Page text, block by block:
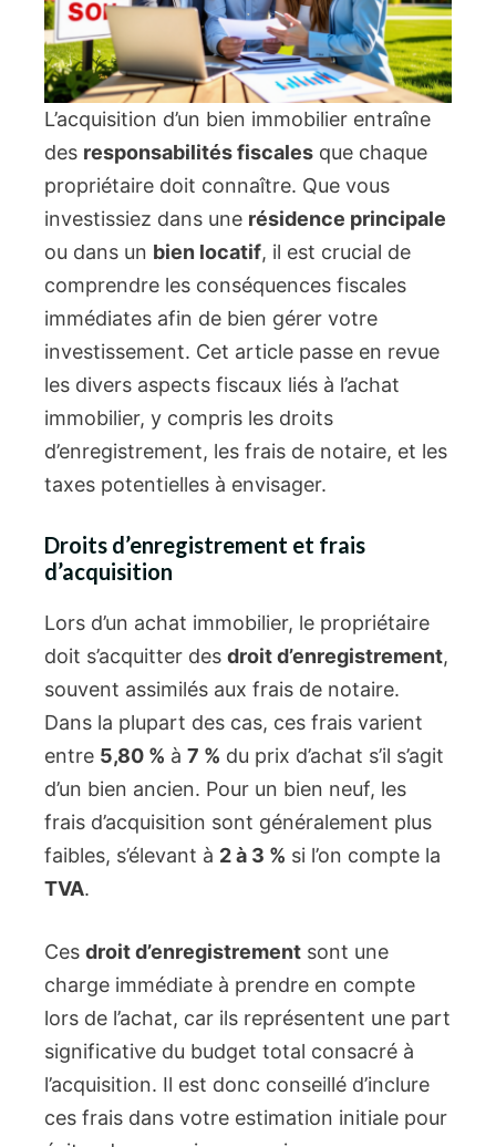
L’acquisition d’un bien immobilier entraîne
des responsabilités fiscales que chaque
propriétaire doit connaître. Que vous
investissiez dans une résidence principale
ou dans un bien locatif, il est crucial de
comprendre les conséquences fiscales
immédiates afin de bien gérer votre
investissement. Cet article passe en revue
les divers aspects fiscaux liés à l’achat
immobilier, y compris les droits
d’enregistrement, les frais de notaire, et les
taxes potentielles à envisager.
Droits d’enregistrement et frais
d’acquisition
Lors d’un achat immobilier, le propriétaire
doit s’acquitter des droit d’enregistrement,
souvent assimilés aux frais de notaire.
Dans la plupart des cas, ces frais varient
entre 5,80 % à 7 % du prix d’achat s’il s’agit
d’un bien ancien. Pour un bien neuf, les
frais d’acquisition sont généralement plus
faibles, s’élevant à 2 à 3 % si l’on compte la
TVA.
Ces droit d’enregistrement sont une
charge immédiate à prendre en compte
lors de l’achat, car ils représentent une part
significative du budget total consacré à
l’acquisition. Il est donc conseillé d’inclure
ces frais dans votre estimation initiale pour